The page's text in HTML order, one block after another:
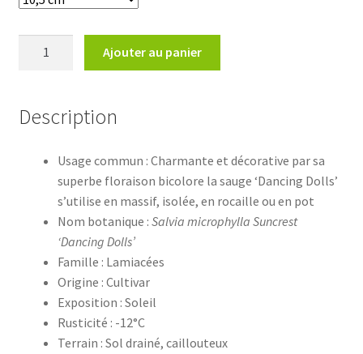
'Dancing
Suncrest
'Dancing
Ajouter au panier
Description
Usage commun : Charmante et décorative par sa
superbe floraison bicolore la sauge ‘Dancing Dolls’
s’utilise en massif, isolée, en rocaille ou en pot
Nom botanique : Salvia microphylla Suncrest
‘Dancing Dolls’
Famille : Lamiacées
Origine : Cultivar
Exposition : Soleil
Rusticité : -12°C
Terrain : Sol drainé, caillouteux